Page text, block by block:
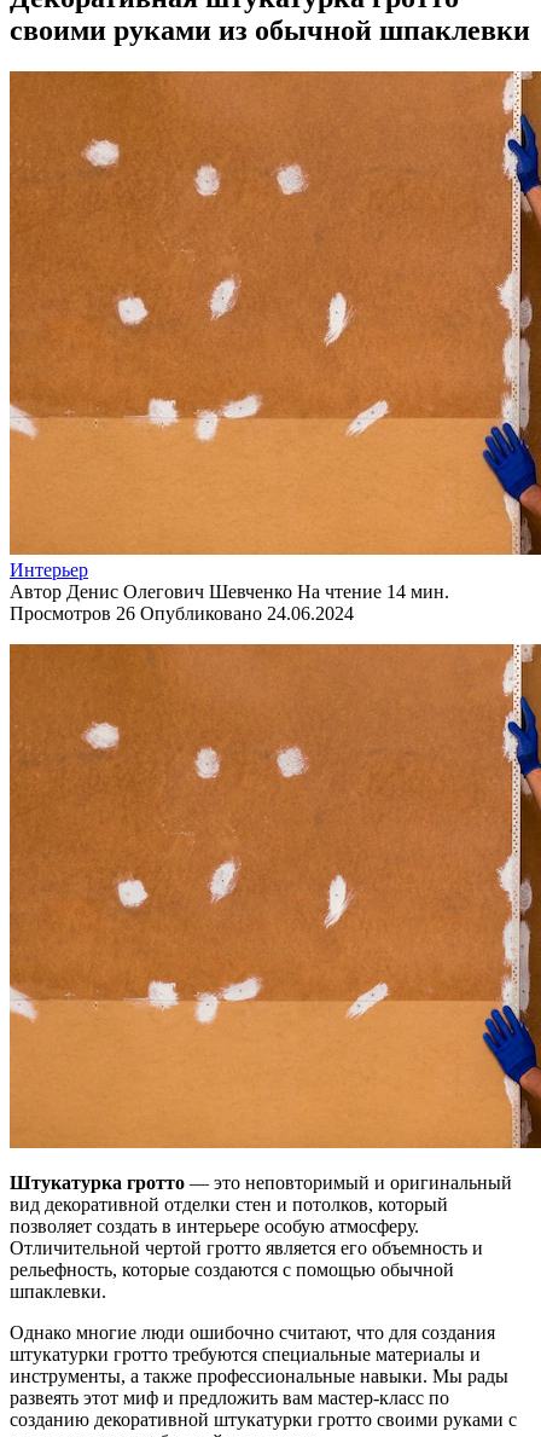
своими руками из обычной шпаклевки
Интерьер
Автор Денис Олегович Шевченко На чтение 14 мин.
Просмотров 26 Опубликовано 24.06.2024
Штукатурка гротто — это неповторимый и оригинальный
вид декоративной отделки стен и потолков, который
позволяет создать в интерьере особую атмосферу.
Отличительной чертой гротто является его объемность и
рельефность, которые создаются с помощью обычной
шпаклевки.
Однако многие люди ошибочно считают, что для создания
штукатурки гротто требуются специальные материалы и
инструменты, а также профессиональные навыки. Мы рады
развеять этот миф и предложить вам мастер-класс по
созданию декоративной штукатурки гротто своими руками с